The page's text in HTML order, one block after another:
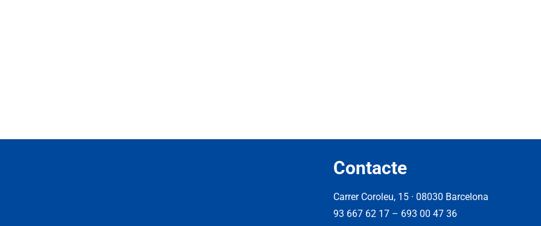
Contacte
Carrer Coroleu, 15 · 08030 Barcelona
93 667 62 17– 693 00 47 36